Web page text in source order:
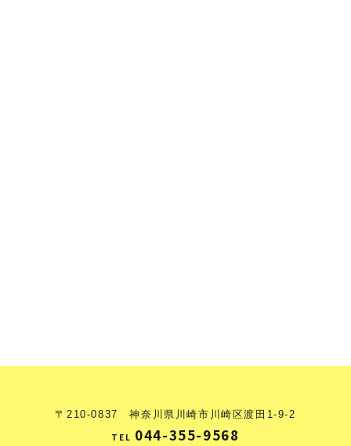
〒210-0837 神奈川県川崎市川崎区渡田1-9-2
TEL 044-355-9568